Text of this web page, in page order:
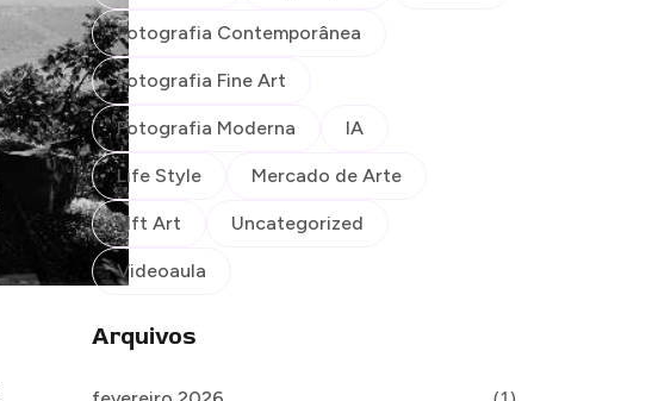
Fotografia Contemporânea
Fotografia Fine Art
Fotografia Moderna IA
Life Style Mercado de Arte
Nft Art Uncategorized
Videoaula
Arquivos